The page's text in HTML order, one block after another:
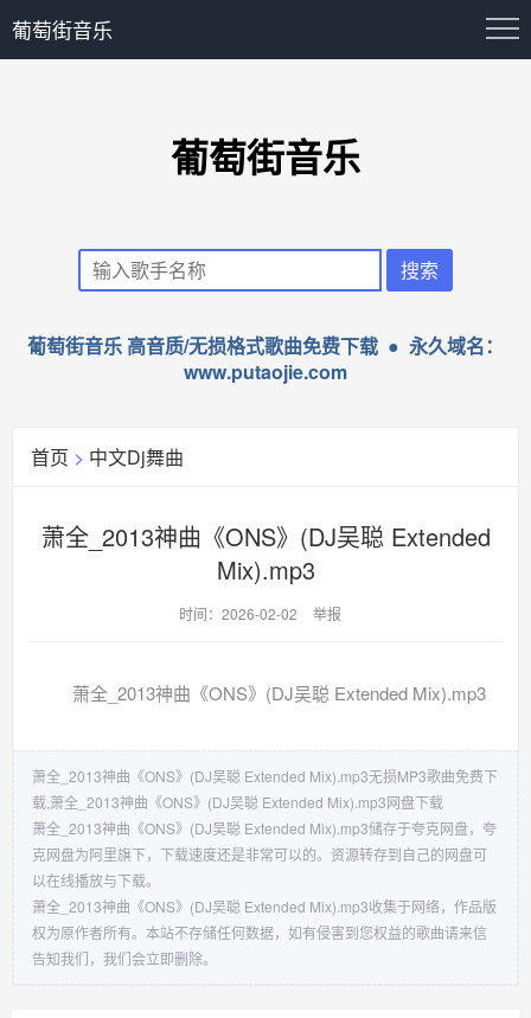
葡萄街音乐
葡萄街音乐
葡萄街音乐 高音质/无损格式歌曲免费下载 ● 永久域名：
www.putaojie.com
首页 > 中文Dj舞曲
萧全_2013神曲《ONS》(DJ吴聪 Extended
Mix).mp3
时间：2026-02-02 举报
萧全_2013神曲《ONS》(DJ吴聪 Extended Mix).mp3
萧全_2013神曲《ONS》(DJ吴聪 Extended Mix).mp3无损MP3歌曲免费下
载,萧全_2013神曲《ONS》(DJ吴聪 Extended Mix).mp3网盘下载
萧全_2013神曲《ONS》(DJ吴聪 Extended Mix).mp3储存于夸克网盘，夸
克网盘为阿里旗下，下载速度还是非常可以的。资源转存到自己的网盘可
以在线播放与下载。
萧全_2013神曲《ONS》(DJ吴聪 Extended Mix).mp3收集于网络，作品版
权为原作者所有。本站不存储任何数据，如有侵害到您权益的歌曲请来信
告知我们，我们会立即删除。